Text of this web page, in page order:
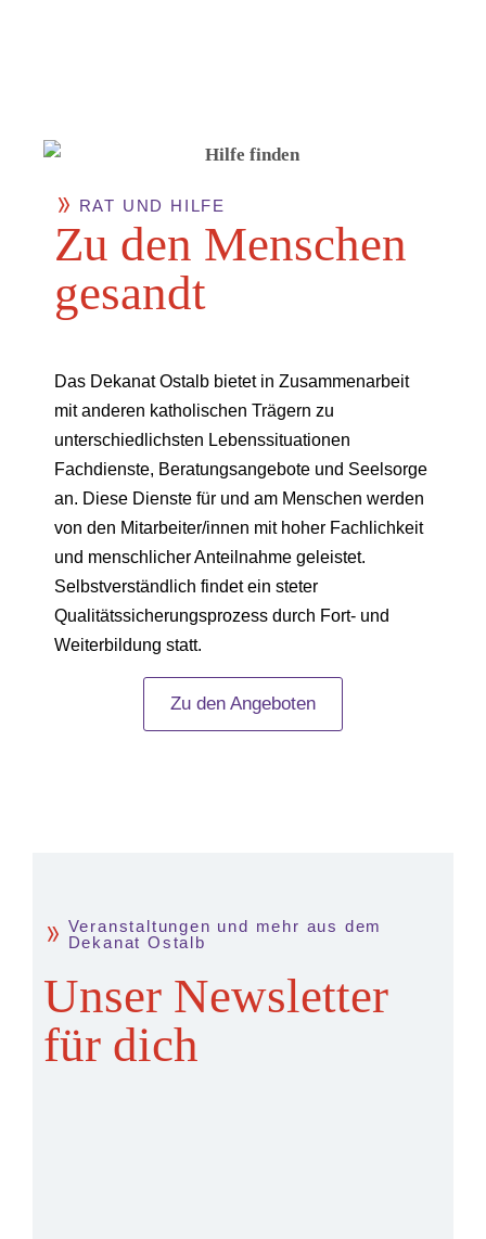
RAT UND HILFE
Zu den Men­schen
gesandt
Das Dekanat Ostalb bietet in Zusammenarbeit
mit anderen katholischen Trägern zu
unterschiedlichsten Lebenssituationen
Fachdienste, Beratungsangebote und Seelsorge
an. Diese Dienste für und am Menschen werden
von den Mitarbeiter/innen mit hoher Fachlichkeit
und menschlicher Anteilnahme geleistet.
Selbstverständlich findet ein steter
Qualitätssicherungsprozess durch Fort- und
Weiterbildung statt.
Zu den Angeboten
Veranstaltungen und mehr aus dem
Dekanat Ostalb
Unser Newsletter
für dich